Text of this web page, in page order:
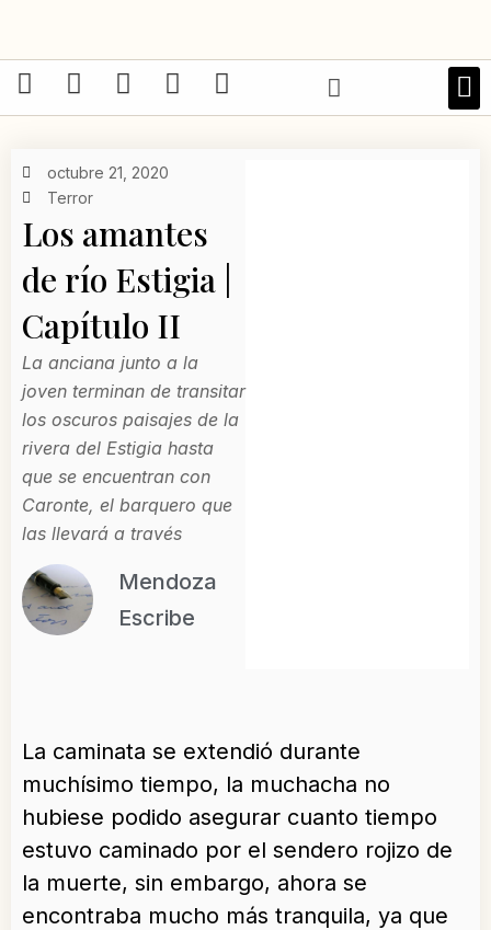
contenido
F
a
e
b
o
o
k
-
f
I
n
t
a
r
a
m
X
-
w
i
t
e
r
T
i
k
W
h
p
octubre 21, 2020
Terror
Los amantes
de río Estigia |
Capítulo II
La anciana junto a la
joven terminan de transitar
los oscuros paisajes de la
rivera del Estigia hasta
que se encuentran con
Caronte, el barquero que
las llevará a través
Mendoza
Escribe
La caminata se extendió durante
muchísimo tiempo, la muchacha no
hubiese podido asegurar cuanto tiempo
estuvo caminado por el sendero rojizo de
la muerte, sin embargo, ahora se
encontraba mucho más tranquila, ya que